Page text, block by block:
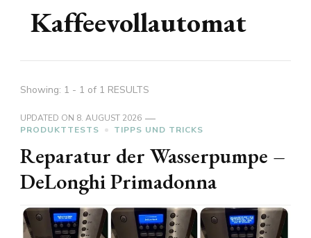
Kaffeevollautomat
Showing: 1 - 1 of 1 RESULTS
UPDATED ON 8. AUGUST 2026
PRODUKTTESTS
TIPPS UND TRICKS
Reparatur der Wasserpumpe –
DeLonghi Primadonna